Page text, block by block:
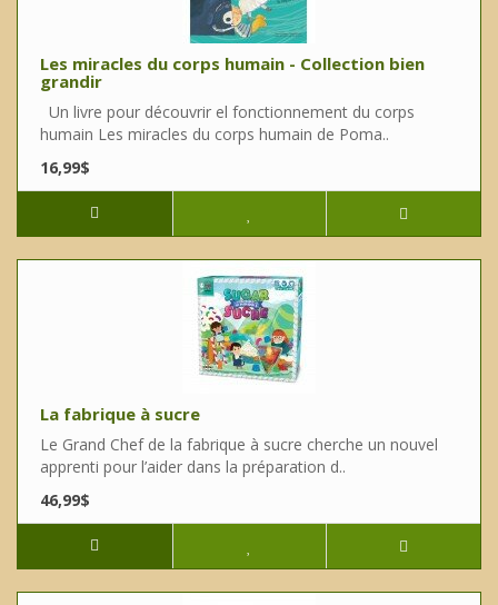
Les miracles du corps humain - Collection bien
grandir
Un livre pour découvrir el fonctionnement du corps
humain Les miracles du corps humain de Poma..
16,99$
La fabrique à sucre
Le Grand Chef de la fabrique à sucre cherche un nouvel
apprenti pour l’aider dans la préparation d..
46,99$